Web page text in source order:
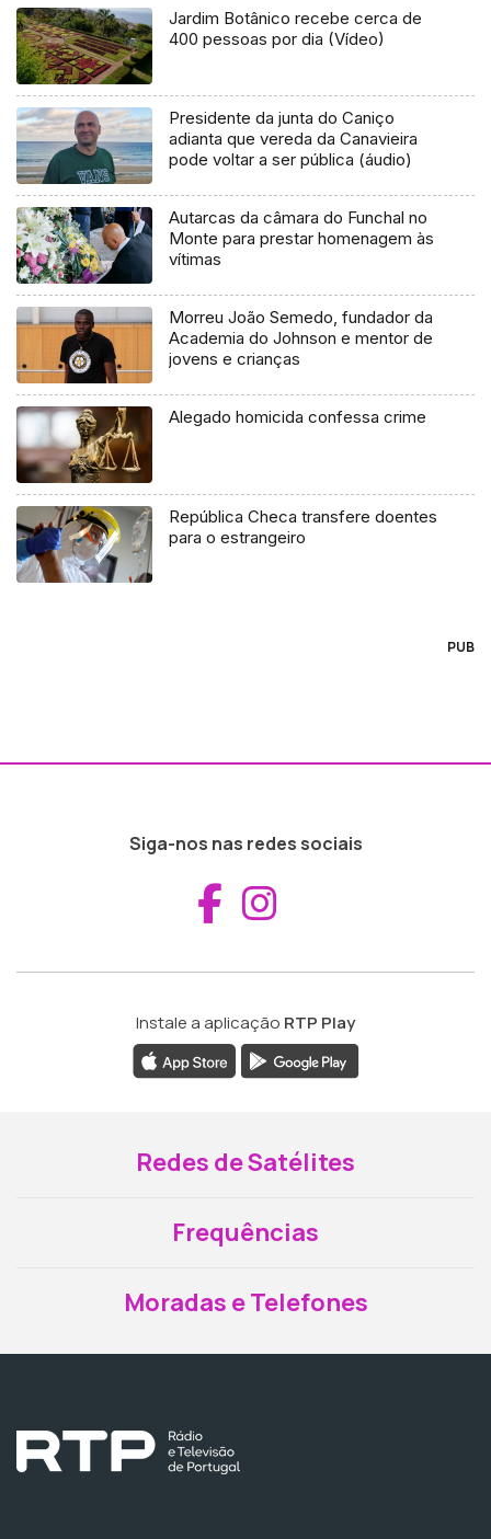
Jardim Botânico recebe cerca de
400 pessoas por dia (Vídeo)
Presidente da junta do Caniço
adianta que vereda da Canavieira
pode voltar a ser pública (áudio)
Autarcas da câmara do Funchal no
Monte para prestar homenagem às
vítimas
Morreu João Semedo, fundador da
Academia do Johnson e mentor de
jovens e crianças
Alegado homicida confessa crime
República Checa transfere doentes
para o estrangeiro
PUB
Siga-nos nas redes sociais
Aceder ao
Instale a aplicação RTP Play
Redes de Satélites
Frequências
Moradas e Telefones